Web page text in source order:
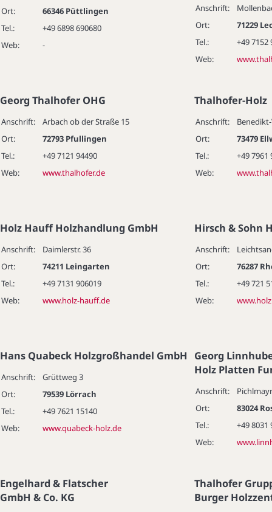
Ort:
66346 Püttlingen
Tel.:
+49 6898 690680
Web:
-
Anschrift:
Ort:
71229
Tel.:
+49 7152
Web:
Georg Thalhofer OHG
Anschrift:
Arbach ob der Straße 15
Ort:
72793 Pfullingen
Tel.:
+49 7121 94490
Web:
www.thalhofer.de
Thalhofer-Holz
Anschrift:
Ort:
73479
Tel.:
+49 7961
Web:
Holz Hauff Holzhandlung GmbH
Anschrift:
Daimlerstr. 36
Ort:
74211 Leingarten
Tel.:
+49 7131 906019
Web:
www.holz-hauff.de
Hirsch & Sohn
Anschrift:
Ort:
76287
Tel.:
+49 721
Web:
Hans Quabeck Holzgroßhandel GmbH
Anschrift:
Grüttweg 3
Ort:
79539 Lörrach
Tel.:
+49 7621 15140
Web:
www.quabeck-holz.de
Georg
Holz Platten
Anschrift:
Ort:
83024
Tel.:
+49 8031
Web:
Engelhard & Flatscher
GmbH & Co. KG
Thalhofer
Burger